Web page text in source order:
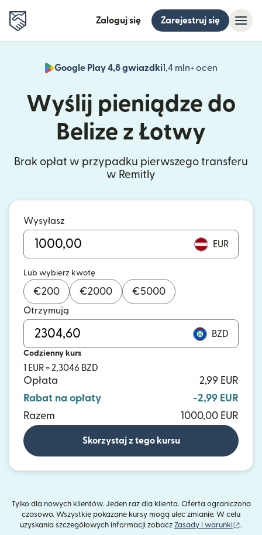
Zaloguj się Zarejestruj się
Google Play 4,8 gwiazdki1,4 mln+ ocen
(otwiera
Wyślij pieniądze do
Belize z Łotwy
Brak opłat w przypadku pierwszego transferu
w Remitly
Wysyłasz
EUR
Lub wybierz kwotę
€200 €2000 €5000
Otrzymują
BZD
Codzienny kurs
1 EUR = 2,3046 BZD
Opłata
2,99 EUR
Rabat na opłaty
-2,99 EUR
Razem
1000,00 EUR
Skorzystaj z tego kursu
Tylko dla nowych klientów. Jeden raz dla klienta. Oferta ograniczona
czasowo. Wszystkie pokazane kursy mogą ulec zmianie. W celu
uzyskania szczegółowych informacji zobacz Zasady i warunki .